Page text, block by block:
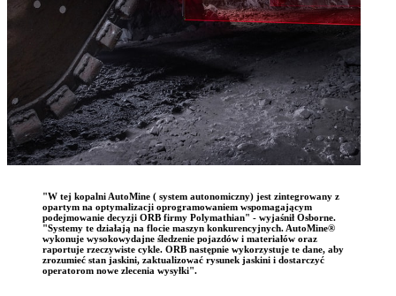
"W tej kopalni AutoMine ( system autonomiczny) jest zintegrowany z
opartym na optymalizacji oprogramowaniem wspomagającym
podejmowanie decyzji ORB firmy Polymathian" - wyjaśnił Osborne.
"Systemy te działają na flocie maszyn konkurencyjnych. AutoMine®
wykonuje wysokowydajne śledzenie pojazdów i materiałów oraz
raportuje rzeczywiste cykle. ORB następnie wykorzystuje te dane, aby
zrozumieć stan jaskini, zaktualizować rysunek jaskini i dostarczyć
operatorom nowe zlecenia wysyłki".